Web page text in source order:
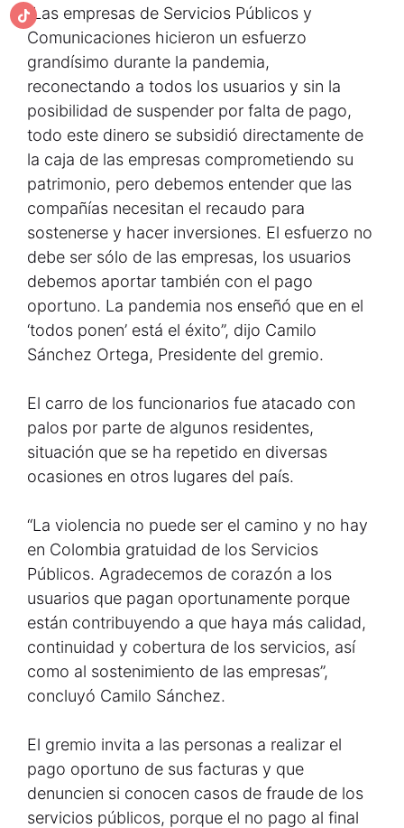
“Las empresas de Servicios Públicos y
Comunicaciones hicieron un esfuerzo
grandísimo durante la pandemia,
reconectando a todos los usuarios y sin la
posibilidad de suspender por falta de pago,
todo este dinero se subsidió directamente de
la caja de las empresas comprometiendo su
patrimonio, pero debemos entender que las
compañías necesitan el recaudo para
sostenerse y hacer inversiones. El esfuerzo no
debe ser sólo de las empresas, los usuarios
debemos aportar también con el pago
oportuno. La pandemia nos enseñó que en el
‘todos ponen’ está el éxito”, dijo Camilo
Sánchez Ortega, Presidente del gremio.
El carro de los funcionarios fue atacado con
palos por parte de algunos residentes,
situación que se ha repetido en diversas
ocasiones en otros lugares del país.
“La violencia no puede ser el camino y no hay
en Colombia gratuidad de los Servicios
Públicos. Agradecemos de corazón a los
usuarios que pagan oportunamente porque
están contribuyendo a que haya más calidad,
continuidad y cobertura de los servicios, así
como al sostenimiento de las empresas”,
concluyó Camilo Sánchez.
El gremio invita a las personas a realizar el
pago oportuno de sus facturas y que
denuncien si conocen casos de fraude de los
servicios públicos, porque el no pago al final